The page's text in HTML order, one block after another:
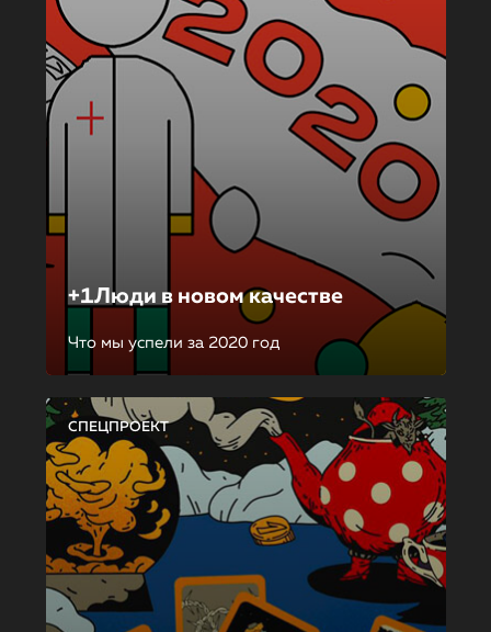
+1Люди в новом качестве
Что мы успели за 2020 год
СПЕЦПРОЕКТ